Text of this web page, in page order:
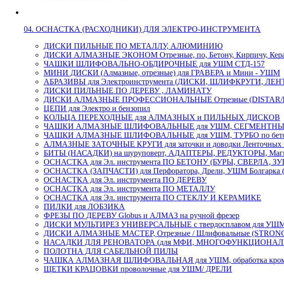
04. ОСНАСТКА (РАСХОДНИКИ) ДЛЯ ЭЛЕКТРО-ИНСТРУМЕНТА
ДИСКИ ПИЛЬНЫЕ ПО МЕТАЛЛУ, АЛЮМИНИЮ
ДИСКИ АЛМАЗНЫЕ ЭКОНОМ Отрезные, по, Бетону, Кирпичу,
ЧАШКИ ШЛИФОВАЛЬНО-ОБДИРОЧНЫЕ для УШМ СТД-157
МИНИ ДИСКИ (Алмазные, отрезные) для ГРАВЕРА и Мини - УШМ
АБРАЗИВЫ для Электроинструмента (ДИСКИ, ШЛИФКРУГИ,
ДИСКИ ПИЛЬНЫЕ ПО ДЕРЕВУ , ЛАМИНАТУ
ДИСКИ АЛМАЗНЫЕ ПРОФЕССИОНАЛЬНЫЕ Отрезные (DISTAR/
ЦЕПИ для Электро и бензопил
КОЛЬЦА ПЕРЕХОДНЫЕ для АЛМАЗНЫХ и ПИЛЬНЫХ ДИСКОВ
ЧАШКИ АЛМАЗНЫЕ ШЛИФОВАЛЬНЫЕ для УШМ, СЕГМЕНТНЫЕ
ЧАШКИ АЛМАЗНЫЕ ШЛИФОВАЛЬНЫЕ для УШМ, ТУРБО по
АЛМАЗНЫЕ ЗАТОЧНЫЕ КРУГИ для заточки и доводки Ленточных
БИТЫ (НАСАДКИ) на шуруповерт, АДАПТЕРЫ, РЕДУКТОРЫ,
ОСНАСТКА для Эл. инструмента ПО БЕТОНУ (БУРЫ, СВЕРЛА,
ОСНАСТКА (ЗАПЧАСТИ) для Перфоратора, Дрели, УШМ Болгарка
ОСНАСТКА для Эл. инструмента ПО ДЕРЕВУ
ОСНАСТКА для Эл. инструмента ПО МЕТАЛЛУ
ОСНАСТКА для Эл. инструмента ПО СТЕКЛУ И КЕРАМИКЕ
ПИЛКИ для ЛОБЗИКА
ФРЕЗЫ ПО ДЕРЕВУ Globus и АЛМАЗ на ручной фрезер
ДИСКИ МУЛЬТИРЕЗ УНИВЕРСАЛЬНЫЕ с твердосплавом для УШМ,
ДИСКИ АЛМАЗНЫЕ МАСТЕР, Отрезные / Шлифовальные (STRONG )
НАСАДКИ ДЛЯ РЕНОВАТОРА (для МФИ,
ПОЛОТНА ДЛЯ САБЕЛЬНОЙ ПИЛЫ
ЧАШКА АЛМАЗНАЯ ШЛИФОВАЛЬНАЯ для УШМ, обработка кромки
ЩЕТКИ КРАЦОВКИ проволочные для УШМ/ ДРЕЛИ